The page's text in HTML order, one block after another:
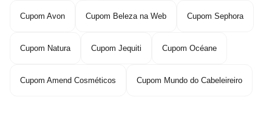
Cupom Avon Cupom Beleza na Web Cupom Sephora
Cupom Natura Cupom Jequiti Cupom Océane
Cupom Amend Cosméticos Cupom Mundo do Cabeleireiro